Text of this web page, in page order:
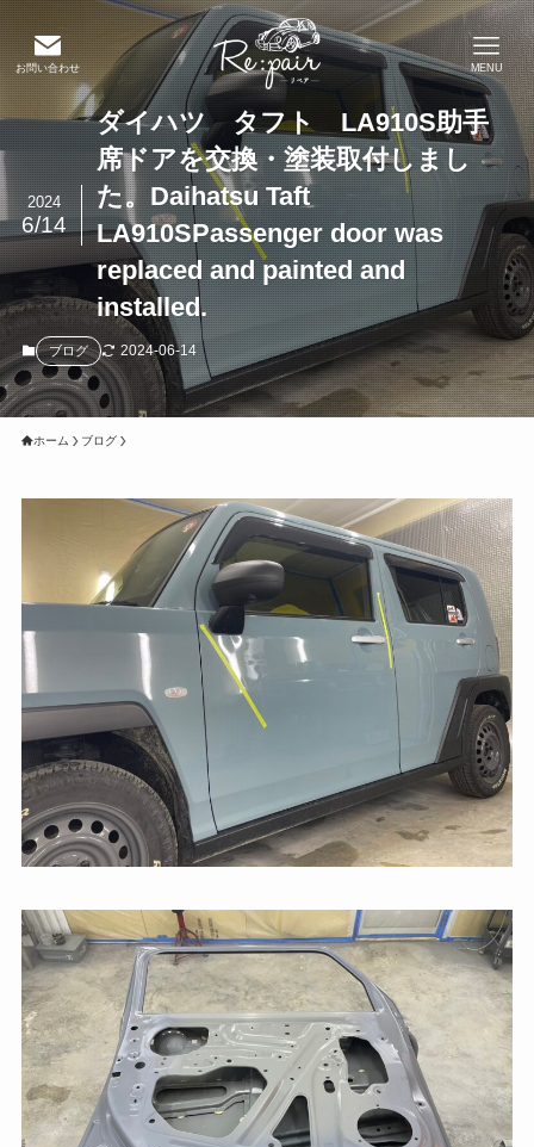
お問い合わせ MENU
ダイハツ タフト LA910S助手
席ドアを交換・塗装取付しまし
た。Daihatsu Taft
LA910SPassenger door was
replaced and painted and
installed.
2024
6/14
ブログ 2024-06-14
ホーム ブログ